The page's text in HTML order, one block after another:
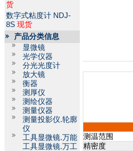
货
数字式粘度计 NDJ-
8S 现货
产品分类信息
显微镜
光学仪器
分光光度计
放大镜
衡器
测厚仪
测绘仪器
测量仪器
测量投影仪.轮廓
仪
工具显微镜.万能
工具显微镜.万工
测温范围
精密度